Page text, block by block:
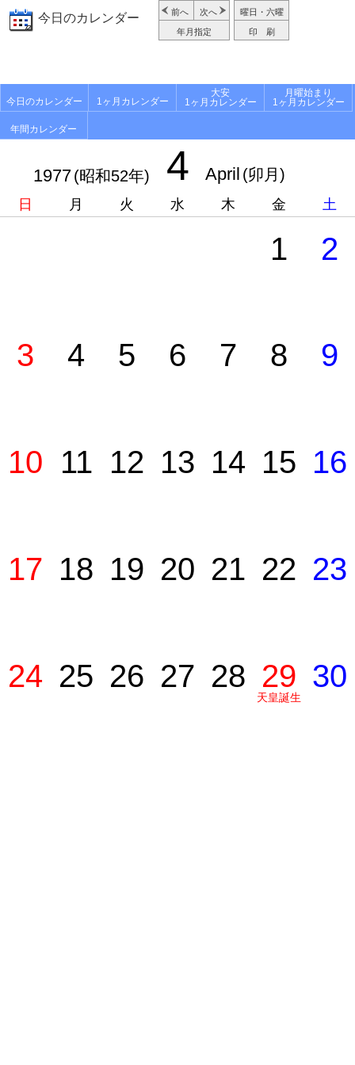
今日のカレンダー 前へ 次へ
年月指定
曜日・六曜
印 刷
今日のカレンダー 1ヶ月カレンダー
大安
1ヶ月カレンダー
月曜始まり
1ヶ月カレンダー
年間カレンダー
1977(昭和52年) 4 April (卯月)
日 月 火 水 木 金 土
1 2
3 4 5 6 7 8 9
10 11 12 13 14 15 16
17 18 19 20 21 22 23
24 25 26 27 28 29
天皇誕生
30